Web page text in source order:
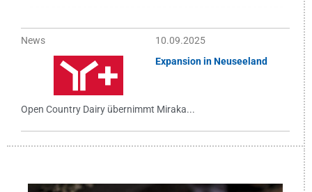
News
10.09.2025
Expansion in Neuseeland
Open Country Dairy übernimmt Miraka...